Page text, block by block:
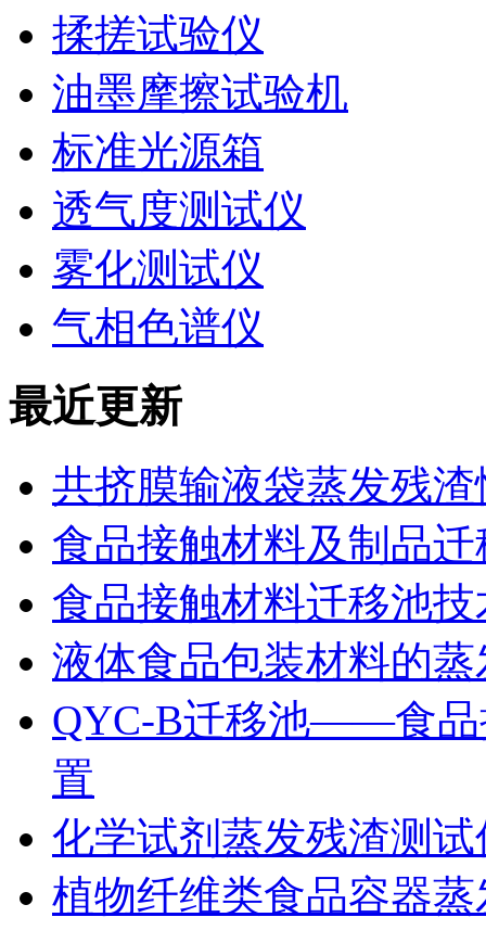
揉搓试验仪
油墨摩擦试验机
标准光源箱
透气度测试仪
雾化测试仪
气相色谱仪
最近更新
共挤膜输液袋蒸发残
食品接触材料及制品
食品接触材料迁移池
液体食品包装材料的
QYC-B迁移池——食品
置
化学试剂蒸发残渣测
植物纤维类食品容器